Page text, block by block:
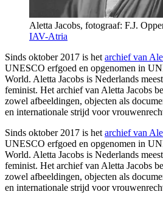
Aletta Jacobs, fotograaf: F.J.
IAV-Atria
Sinds oktober 2017 is het archief van
UNESCO erfgoed en opgenomen in
World. Aletta Jacobs is Nederlands
feminist. Het archief van Aletta Jacobs
zowel afbeeldingen, objecten als
en internationale strijd voor
Sinds oktober 2017 is het archief van
UNESCO erfgoed en opgenomen in
World. Aletta Jacobs is Nederlands
feminist. Het archief van Aletta Jacobs
zowel afbeeldingen, objecten als
en internationale strijd voor